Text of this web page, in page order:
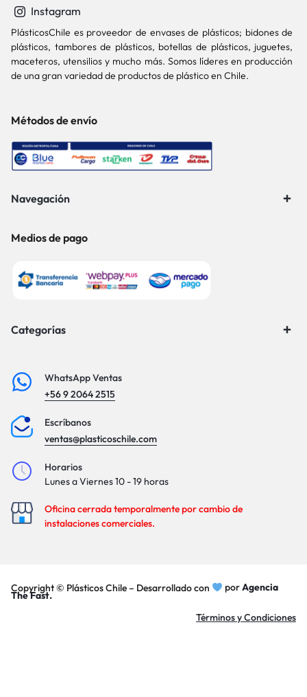
Instagram
PlásticosChile es proveedor de envases de plásticos; bidones de
plásticos, tambores de plásticos, botellas de plásticos, juguetes,
maceteros, utensilios y mucho más. Somos líderes en producción
de una gran variedad de productos de plástico en Chile.
Métodos de envío
Navegación
Medios de pago
Categorías
WhatsApp Ventas
+56 9 2064 2515
Escríbanos
ventas@plasticoschile.com
Horarios
Lunes a Viernes 10 - 19 horas
Oficina cerrada temporalmente por cambio de
instalaciones comerciales.
Copyright © Plásticos Chile – Desarrollado con porAgencia
The Fast.
Términos y Condiciones